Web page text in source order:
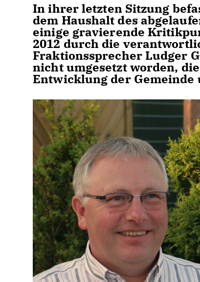
In ihrer letzten Sitzung
dem Haushalt des
einige gravierende
2012 durch die
Fraktionssprecher Ludger
nicht umgesetzt worden,
Entwicklung der Gemeinde